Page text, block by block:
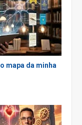
mapa da minha